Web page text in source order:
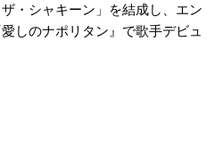
・シャキーン」を結成し、エン
しのナポリタン』で歌手デビュ